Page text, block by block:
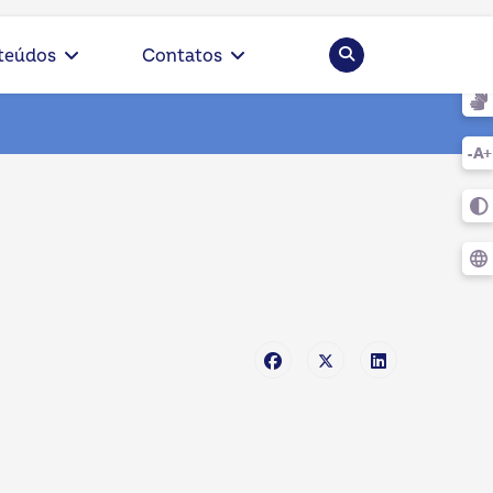
Contatos Pesquisar